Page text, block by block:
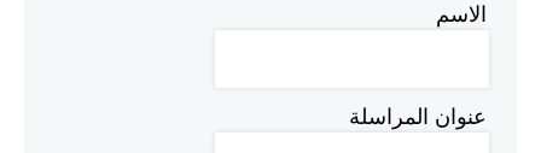
الاسم
عنوان المراسلة